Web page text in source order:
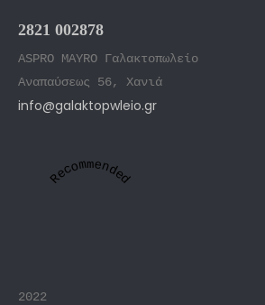
2821 002878
ASPRO MAYRO Γαλακτοπωλείο
Αναπαύσεως 56, Χανιά
info@galaktopwleio.gr
Recommended
2022